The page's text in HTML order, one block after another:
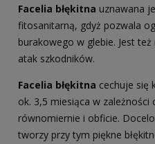
Facelia błękitna uznawana
fitosanitarną, gdyż pozwala
burakowego w glebie. Jest
atak szkodników.
Facelia błękitna cechuje się
ok. 3,5 miesiąca w zależności
równomiernie i obficie.
tworzy przy tym piękne